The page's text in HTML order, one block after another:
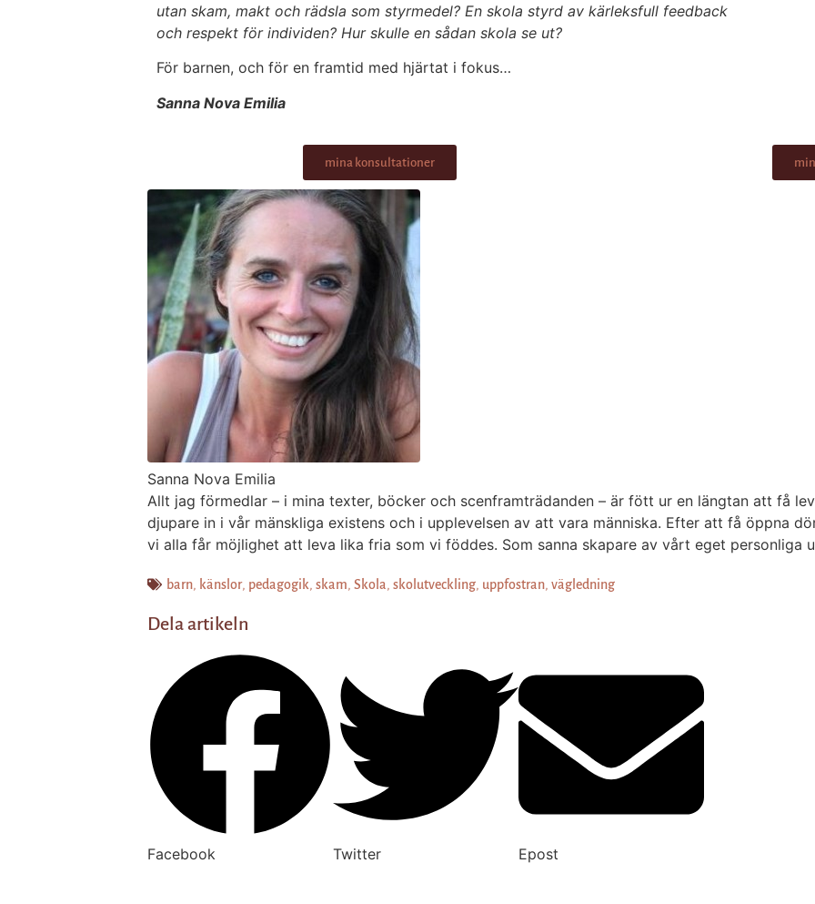
utan skam, makt och rädsla som styrmedel? En skola styrd av kärleksfull feedback
och respekt för individen? Hur skulle en sådan skola se ut?
För barnen, och för en framtid med hjärtat i fokus…
Sanna Nova Emilia
mina konsultationer
Sanna Nova Emilia
Allt jag förmedlar – i mina texter, böcker och scenframträdanden – är fött ur en längtan att få
djupare in i vår mänskliga existens och i upplevelsen av att vara människa. Efter att få öppna
vi alla får möjlighet att leva lika fria som vi föddes. Som sanna skapare av vårt eget personliga
barn, känslor, pedagogik, skam, Skola, skolutveckling, uppfostran, vägledning
Dela artikeln
Facebook Twitter Epost